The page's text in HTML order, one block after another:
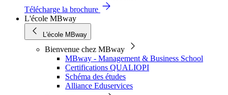
Télécharge la brochure
L'école MBway
L'école MBway
Bienvenue chez MBway
MBway - Management & Business School
Certifications QUALIOPI
Schéma des études
Alliance Eduservices